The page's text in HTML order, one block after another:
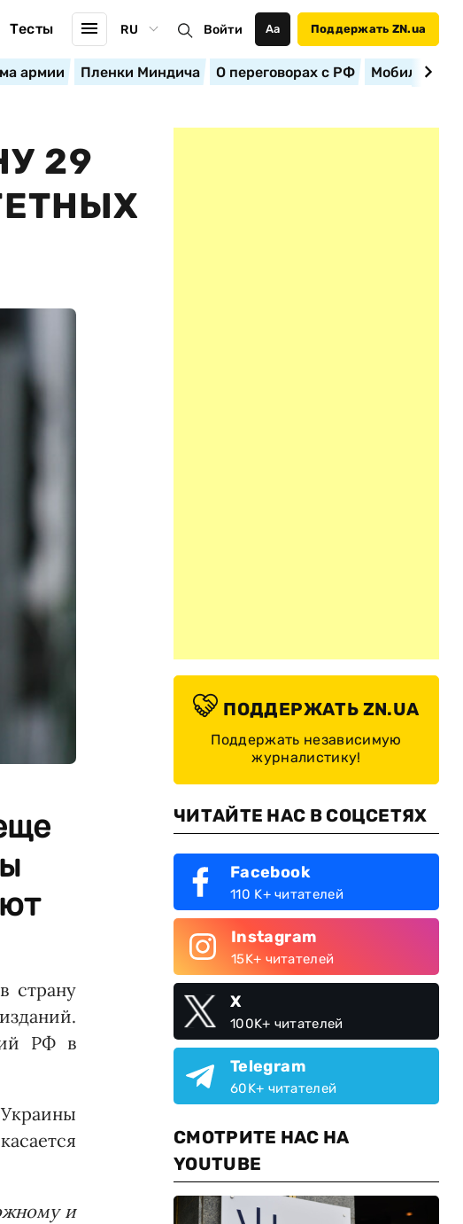
Тесты RU Войти Аа Поддержать ZN.ua
армии Пленки Миндича О переговорах с РФ
29
страну
РФ в
и
ПОДДЕРЖАТЬ ZN.UA
Поддержать независимую
журналистику!
ЧИТАЙТЕ НАС В СОЦСЕТЯХ
Facebook
110 K+ читателей
Instagram
15K+ читателей
X
100K+ читателей
Telegram
60K+ читателей
СМОТРИТЕ НАС НА
YOUTUBE